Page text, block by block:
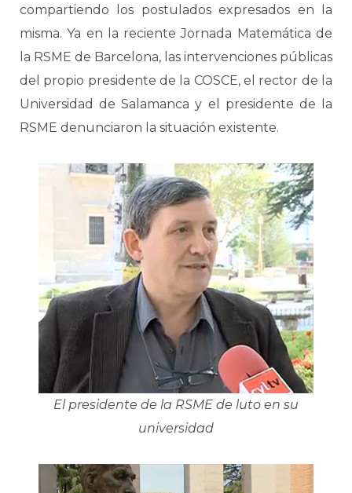
compartiendo los postulados expresados en la
misma. Ya en la reciente Jornada Matemática de
la RSME de Barcelona, las intervenciones públicas
del propio presidente de la COSCE, el rector de la
Universidad de Salamanca y el presidente de la
RSME denunciaron la situación existente.
El presidente de la RSME de luto en su
universidad